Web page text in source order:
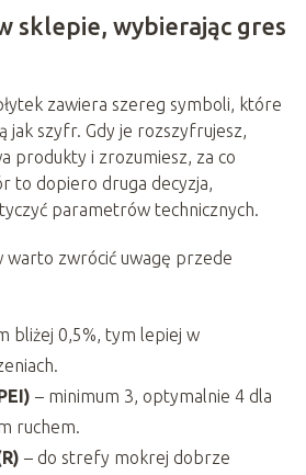
sklepie, wybierając gres
zawiera szereg symboli, które
jak szyfr. Gdy je rozszyfrujesz,
produkty i zrozumiesz, za co
to dopiero druga decyzja,
parametrów technicznych.
zwrócić uwagę przede
bliżej 0,5%, tym lepiej w
– minimum 3, optymalnie 4 dla
ruchem.
– do strefy mokrej dobrze